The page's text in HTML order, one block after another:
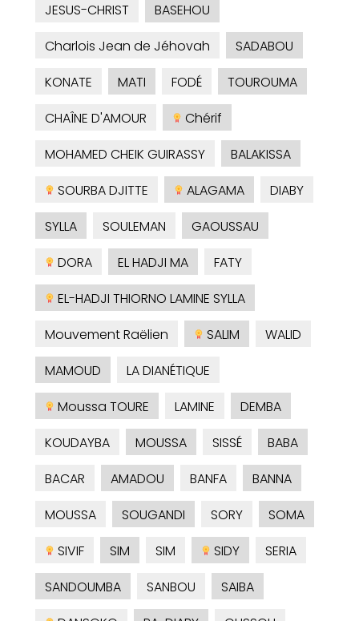
JESUS-CHRIST
BASEHOU
Charlois Jean de Jéhovah
SADABOU
KONATE
MATI FODÉ
TOUROUMA
CHAÎNE D'AMOUR
Chérif
MOHAMED CHEIK GUIRASSY
BALAKISSA
SOURBA DJITTE
ALAGAMA
DIABY
SYLLA
SOULEMAN
GAOUSSAU
DORA
EL HADJI MA
FATY
EL-HADJI THIORNO LAMINE SYLLA
Mouvement Raëlien
SALIM
WALID
MAMOUD
LA DIANÉTIQUE
Moussa TOURE
LAMINE
DEMBA
KOUDAYBA
MOUSSA SISSÉ
BABA
BACAR
AMADOU BANFA
BANNA
MOUSSA
SOUGANDI SORY
SOMA
SIVIF
SIM SIM SIDY
SERIA
SANDOUMBA
SANBOU
SAIBA